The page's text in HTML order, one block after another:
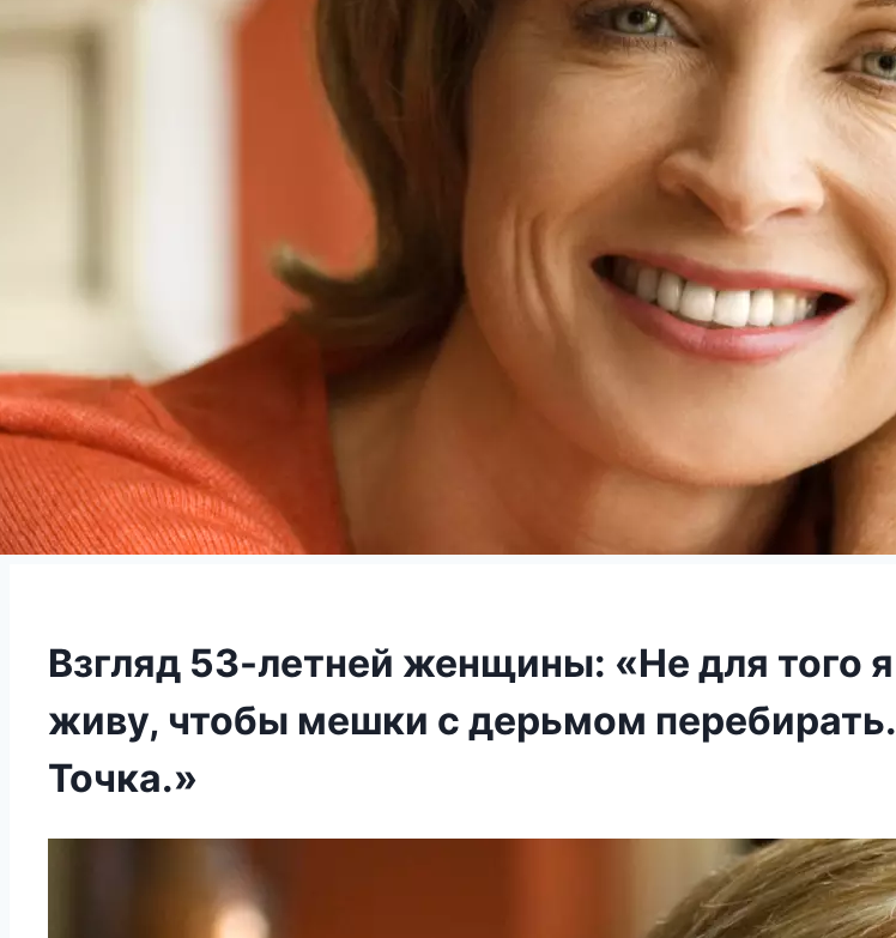
Взгляд 53-летней женщины: «Не для того я
живу, чтобы мешки с дерьмом перебирать.
Точка.»